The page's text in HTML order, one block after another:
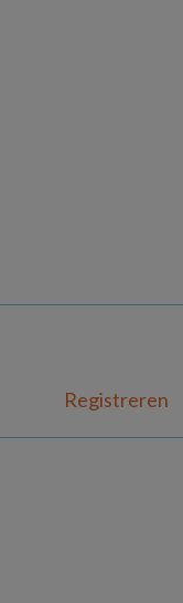
Registreren